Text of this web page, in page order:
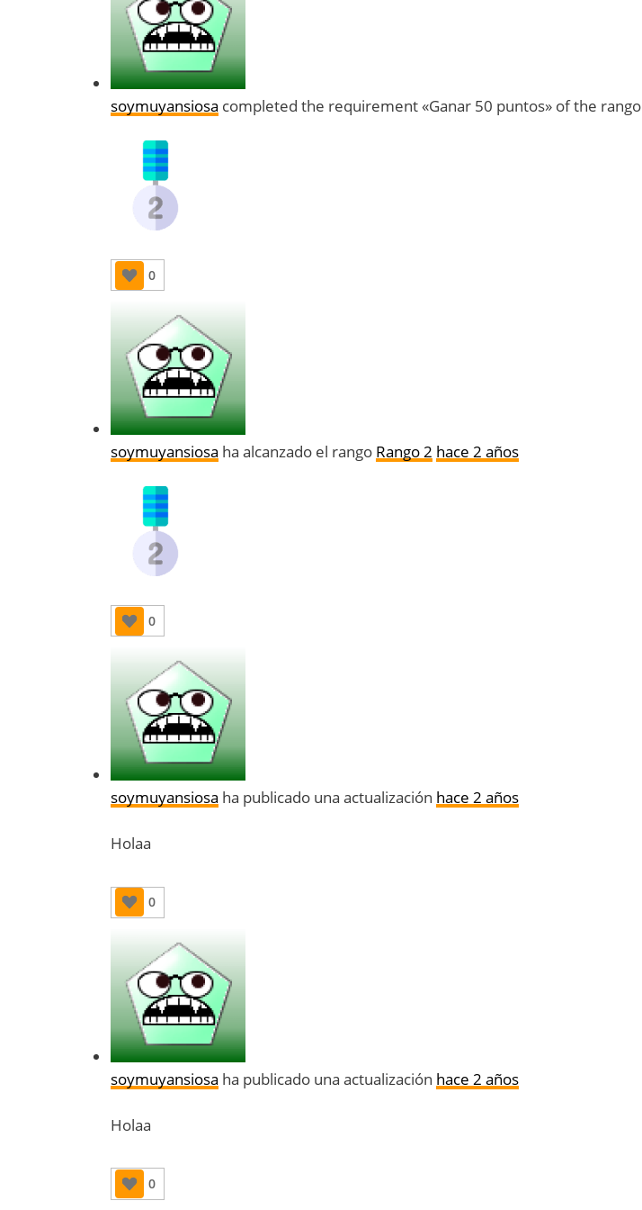
soymuyansiosa completed the requirement «Ganar 50 puntos» of the rango
0
soymuyansiosa ha alcanzado el rango Rango 2 hace 2 años
0
soymuyansiosa ha publicado una actualización hace 2 años
Holaa
0
soymuyansiosa ha publicado una actualización hace 2 años
Holaa
0